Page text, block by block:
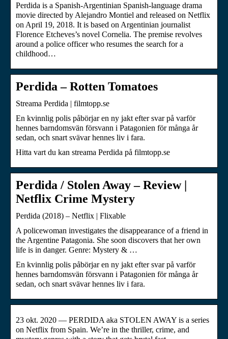
Perdida is a Spanish-Argentinian Spanish-language drama
movie directed by Alejandro Montiel and released on Netflix
on April 19, 2018. It is based on Argentinian journalist
Florence Etcheves’s novel Cornelia. The premise revolves
around a police officer who resumes the search for a
childhood…
Perdida – Rotten Tomatoes
Streama Perdida | filmtopp.se
En kvinnlig polis påbörjar en ny jakt efter svar på varför
hennes barndomsvän försvann i Patagonien för många år
sedan, och snart svävar hennes liv i fara.
Hitta vart du kan streama Perdida på filmtopp.se
Perdida / Stolen Away – Review |
Netflix Crime Mystery
Perdida (2018) – Netflix | Flixable
A policewoman investigates the disappearance of a friend in
the Argentine Patagonia. She soon discovers that her own
life is in danger. Genre: Mystery & …
En kvinnlig polis påbörjar en ny jakt efter svar på varför
hennes barndomsvän försvann i Patagonien för många år
sedan, och snart svävar hennes liv i fara.
23 okt. 2020 — PERDIDA aka STOLEN AWAY is a series
on Netflix from Spain. We’re in the thriller, crime, and